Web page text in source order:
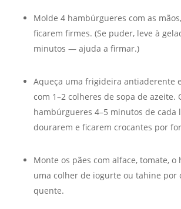
Molde 4 hambúrgueres com as
ficarem firmes. (Se puder, leve à
minutos — ajuda a firmar.)
Aqueça uma frigideira antiaderente
com 1–2 colheres de sopa de azeite.
hambúrgueres 4–5 minutos de cada
dourarem e ficarem crocantes por
Monte os pães com alface, tomate,
uma colher de iogurte ou tahine por
quente.